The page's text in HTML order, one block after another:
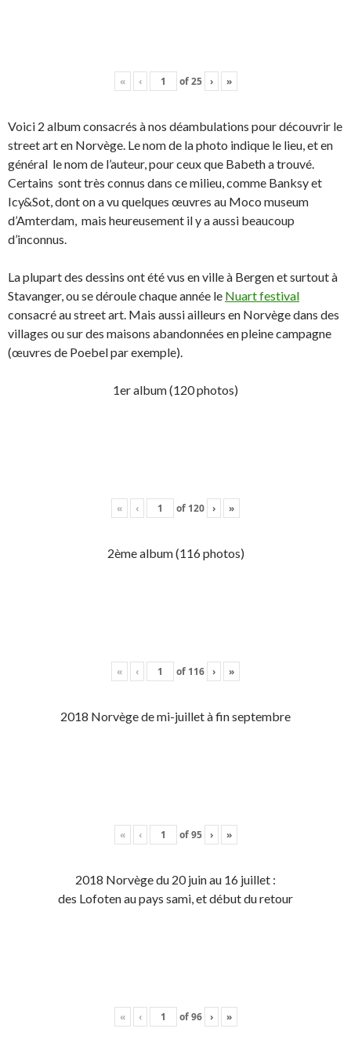
« ‹ of25 › »
Voici 2 album consacrés à nos déambulations pour découvrir le
street art en Norvège. Le nom de la photo indique le lieu, et en
général le nom de l’auteur, pour ceux que Babeth a trouvé.
Certains sont très connus dans ce milieu, comme Banksy et
Icy&Sot, dont on a vu quelques œuvres au Moco museum
d’Amterdam, mais heureusement il y a aussi beaucoup
d’inconnus.
La plupart des dessins ont été vus en ville à Bergen et surtout à
Stavanger, ou se déroule chaque année le Nuart festival
consacré au street art. Mais aussi ailleurs en Norvège dans des
villages ou sur des maisons abandonnées en pleine campagne
(œuvres de Poebel par exemple).
1er album (120 photos)
« ‹ of 120 › »
2ème album (116 photos)
« ‹ of 116 › »
2018 Norvège de mi-juillet à fin septembre
« ‹ of95 › »
2018 Norvège du 20 juin au 16 juillet :
des Lofoten au pays sami, et début du retour
« ‹ of96 › »